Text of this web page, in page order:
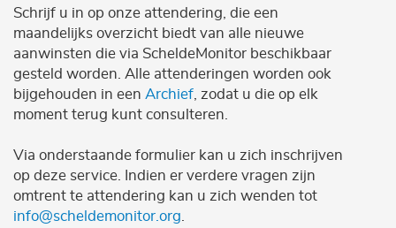
Schrijf u in op onze attendering, die een
maandelijks overzicht biedt van alle nieuwe
aanwinsten die via ScheldeMonitor beschikbaar
gesteld worden. Alle attenderingen worden ook
bijgehouden in een Archief , zodat u die op elk
moment terug kunt consulteren.
Via onderstaande formulier kan u zich inschrijven
op deze service. Indien er verdere vragen zijn
omtrent te attendering kan u zich wenden tot
info@scheldemonitor.org